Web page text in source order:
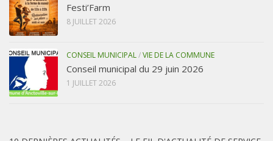
Festi’Farm
8 JUILLET 2026
CONSEIL MUNICIPAL/VIE DE LA COMMUNE
Conseil municipal du 29 juin 2026
1 JUILLET 2026